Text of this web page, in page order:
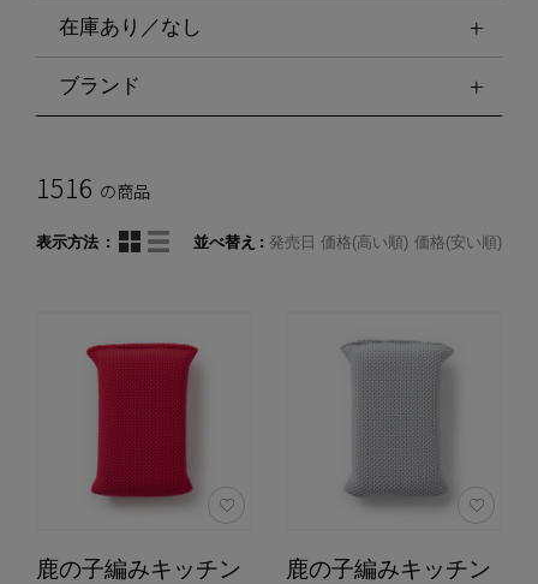
在庫あり／なし
ブランド
1516 の商品
表示方法 並べ替え 発売日 価格(高い順) 価格(安い順)
鹿の子編みキッチン
鹿の子編みキッチン